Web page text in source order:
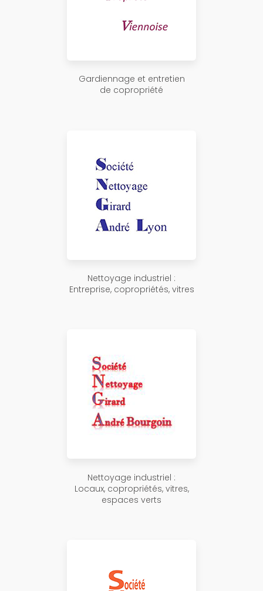
Gardiennage et entretien
de copropriété
Nettoyage industriel :
Entreprise, copropriétés, vitres
Nettoyage industriel :
Locaux, copropriétés, vitres,
espaces verts